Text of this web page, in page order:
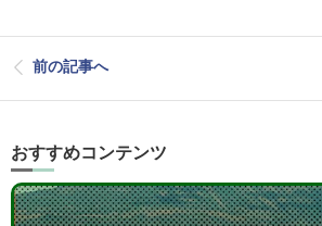
前の記事へ
おすすめコンテンツ